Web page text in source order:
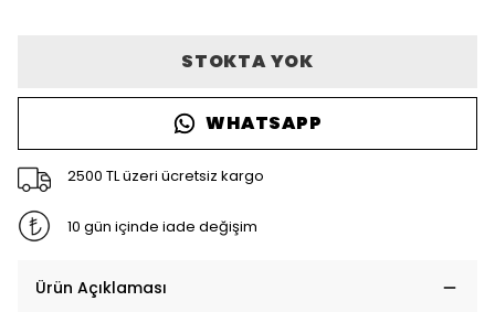
STOKTA YOK
WHATSAPP
2500 TL üzeri ücretsiz kargo
10 gün içinde iade değişim
Ürün Açıklaması